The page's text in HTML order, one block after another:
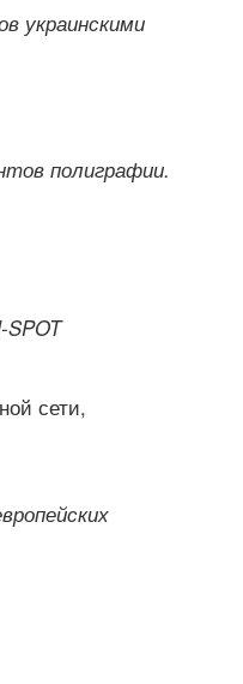
украинскими
полиграфии.
-SPOT
сети,